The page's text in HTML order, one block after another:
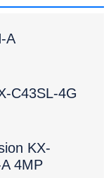
A
C43SL-4G
KX-
4MP